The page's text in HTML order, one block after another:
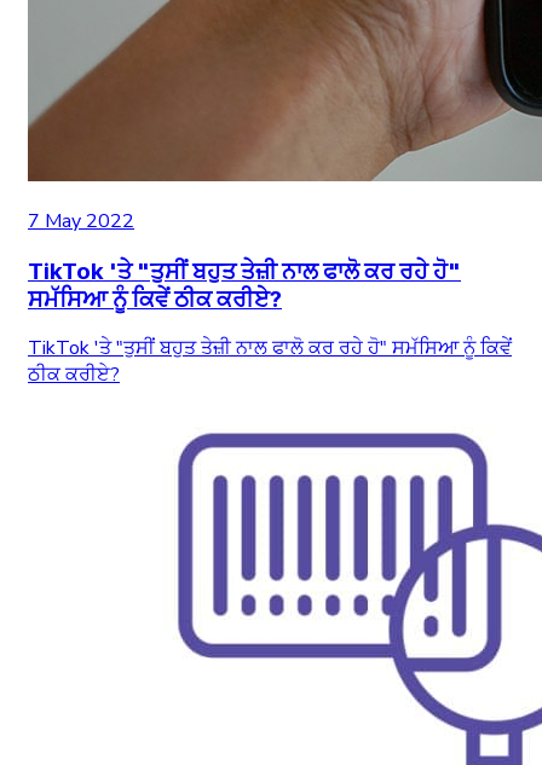
7 May 2022
TikTok 'ਤੇ "ਤੁਸੀਂ ਬਹੁਤ ਤੇਜ਼ੀ ਨਾਲ ਫਾਲੋ ਕਰ ਰਹੇ ਹੋ"
ਸਮੱਸਿਆ ਨੂੰ ਕਿਵੇਂ ਠੀਕ ਕਰੀਏ?
TikTok 'ਤੇ "ਤੁਸੀਂ ਬਹੁਤ ਤੇਜ਼ੀ ਨਾਲ ਫਾਲੋ ਕਰ ਰਹੇ ਹੋ" ਸਮੱਸਿਆ ਨੂੰ ਕਿਵੇਂ
ਠੀਕ ਕਰੀਏ?